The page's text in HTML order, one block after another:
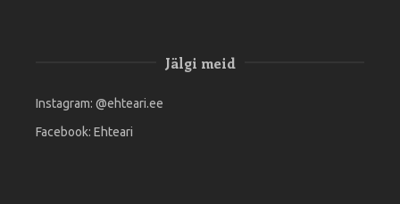
Jälgi meid
Instagram: @ehteari.ee
Facebook: Ehteari